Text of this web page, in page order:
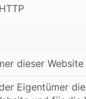
HTTP
dieser Website
Eigentümer